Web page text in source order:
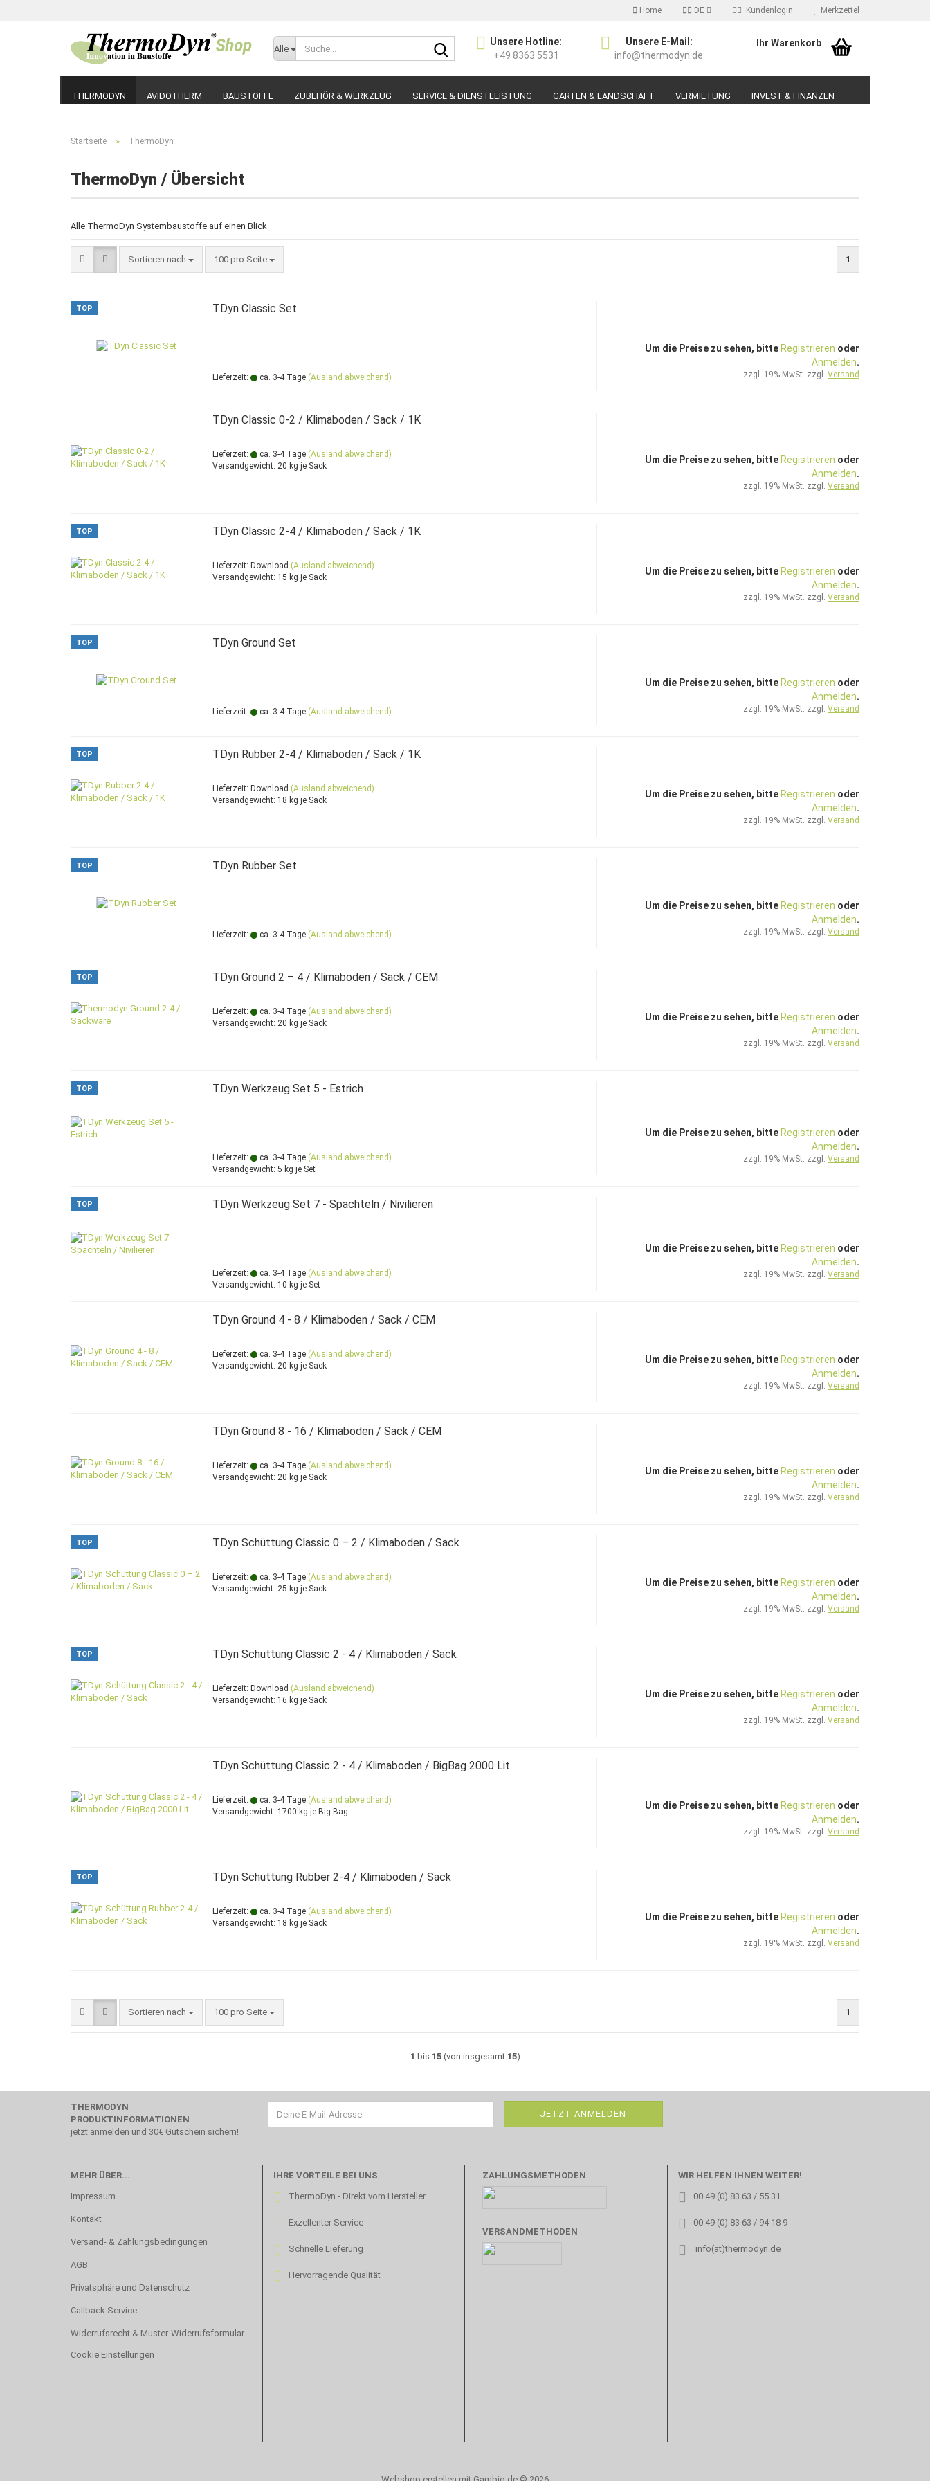
Home DE
Sprache auswählen
Kundenlogin
Konto erstellen
Merkzettel
Alle
Suche...
Unsere Hotline:
+49 8363 5531
Unsere E-Mail:
info@thermodyn.de
Ihr Warenkorb
THERMODYN AVIDOTHERM BAUSTOFFE ZUBEHÖR & WERKZEUG SERVICE & DIENSTLEISTUNG GARTEN & LANDSCHAFT VERMIETUNG INVEST & FINANZEN
Startseite » ThermoDyn
ThermoDyn / Übersicht
Alle ThermoDyn Systembaustoffe auf einen Blick
Sortieren nach
Sortieren nach 100 pro Seite
pro Seite 1
TOP TDyn Classic Set
Lieferzeit: ca. 3-4 Tage (Ausland abweichend)
Um die Preise zu sehen, bitte Registrieren oder
Anmelden.
zzgl. 19% MwSt. zzgl. Versand
TDyn Classic 0-2 / Klimaboden / Sack / 1K
Lieferzeit: ca. 3-4 Tage (Ausland abweichend)
Versandgewicht: 20 kg je Sack
Um die Preise zu sehen, bitte Registrieren oder
Anmelden.
zzgl. 19% MwSt. zzgl. Versand
TOP TDyn Classic 2-4 / Klimaboden / Sack / 1K
Lieferzeit: Download (Ausland abweichend)
Versandgewicht: 15 kg je Sack
Um die Preise zu sehen, bitte Registrieren oder
Anmelden.
zzgl. 19% MwSt. zzgl. Versand
TOP TDyn Ground Set
Lieferzeit: ca. 3-4 Tage (Ausland abweichend)
Um die Preise zu sehen, bitte Registrieren oder
Anmelden.
zzgl. 19% MwSt. zzgl. Versand
TOP TDyn Rubber 2-4 / Klimaboden / Sack / 1K
Lieferzeit: Download (Ausland abweichend)
Versandgewicht: 18 kg je Sack
Um die Preise zu sehen, bitte Registrieren oder
Anmelden.
zzgl. 19% MwSt. zzgl. Versand
TOP TDyn Rubber Set
Lieferzeit: ca. 3-4 Tage (Ausland abweichend)
Um die Preise zu sehen, bitte Registrieren oder
Anmelden.
zzgl. 19% MwSt. zzgl. Versand
TOP TDyn Ground 2 – 4 / Klimaboden / Sack / CEM
Lieferzeit: ca. 3-4 Tage (Ausland abweichend)
Versandgewicht: 20 kg je Sack
Um die Preise zu sehen, bitte Registrieren oder
Anmelden.
zzgl. 19% MwSt. zzgl. Versand
TOP TDyn Werkzeug Set 5 - Estrich
Lieferzeit: ca. 3-4 Tage (Ausland abweichend)
Versandgewicht: 5 kg je Set
Um die Preise zu sehen, bitte Registrieren oder
Anmelden.
zzgl. 19% MwSt. zzgl. Versand
TOP TDyn Werkzeug Set 7 - Spachteln / Nivilieren
Lieferzeit: ca. 3-4 Tage (Ausland abweichend)
Versandgewicht: 10 kg je Set
Um die Preise zu sehen, bitte Registrieren oder
Anmelden.
zzgl. 19% MwSt. zzgl. Versand
TDyn Ground 4 - 8 / Klimaboden / Sack / CEM
Lieferzeit: ca. 3-4 Tage (Ausland abweichend)
Versandgewicht: 20 kg je Sack
Um die Preise zu sehen, bitte Registrieren oder
Anmelden.
zzgl. 19% MwSt. zzgl. Versand
TDyn Ground 8 - 16 / Klimaboden / Sack / CEM
Lieferzeit: ca. 3-4 Tage (Ausland abweichend)
Versandgewicht: 20 kg je Sack
Um die Preise zu sehen, bitte Registrieren oder
Anmelden.
zzgl. 19% MwSt. zzgl. Versand
TOP TDyn Schüttung Classic 0 – 2 / Klimaboden / Sack
Lieferzeit: ca. 3-4 Tage (Ausland abweichend)
Versandgewicht: 25 kg je Sack
Um die Preise zu sehen, bitte Registrieren oder
Anmelden.
zzgl. 19% MwSt. zzgl. Versand
TOP TDyn Schüttung Classic 2 - 4 / Klimaboden / Sack
Lieferzeit: Download (Ausland abweichend)
Versandgewicht: 16 kg je Sack
Um die Preise zu sehen, bitte Registrieren oder
Anmelden.
zzgl. 19% MwSt. zzgl. Versand
TDyn Schüttung Classic 2 - 4 / Klimaboden / BigBag 2000 Lit
Lieferzeit: ca. 3-4 Tage (Ausland abweichend)
Versandgewicht: 1700 kg je Big Bag
Um die Preise zu sehen, bitte Registrieren oder
Anmelden.
zzgl. 19% MwSt. zzgl. Versand
TOP TDyn Schüttung Rubber 2-4 / Klimaboden / Sack
Lieferzeit: ca. 3-4 Tage (Ausland abweichend)
Versandgewicht: 18 kg je Sack
Um die Preise zu sehen, bitte Registrieren oder
Anmelden.
zzgl. 19% MwSt. zzgl. Versand
Sortieren nach
Sortieren nach 100 pro Seite
pro Seite 1
1 bis 15(von insgesamt 15)
THERMODYN
PRODUKTINFORMATIONEN
jetzt anmelden und 30€ Gutschein sichern!
MEHR ÜBER...
Impressum
Kontakt
Versand- & Zahlungsbedingungen
AGB
Privatsphäre und Datenschutz
Callback Service
Widerrufsrecht & Muster-Widerrufsformular
Cookie Einstellungen
IHRE VORTEILE BEI UNS
ThermoDyn - Direkt vom Hersteller
Exzellenter Service
Schnelle Lieferung
Hervorragende Qualität
ZAHLUNGSMETHODEN
VERSANDMETHODEN
WIR HELFEN IHNEN WEITER!
00 49 (0) 83 63 / 55 31
00 49 (0) 83 63 / 94 18 9
info(at)thermodyn.de